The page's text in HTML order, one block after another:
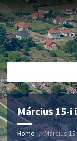
Március 15-i
Home Március